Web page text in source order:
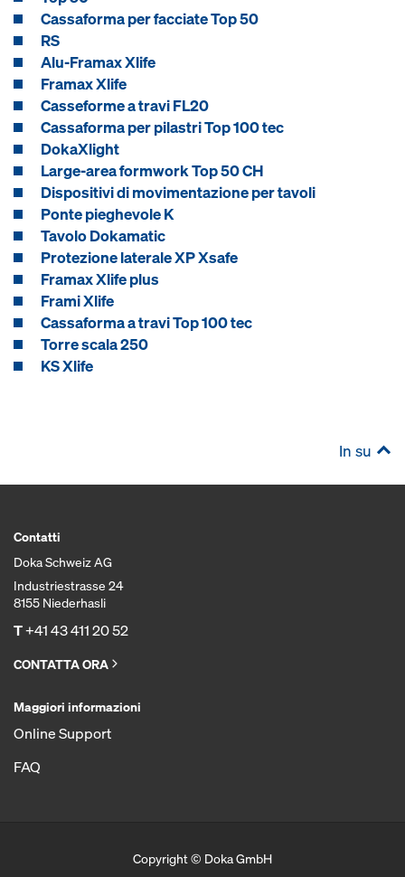
Cassaforma per facciate Top 50
RS
Alu-Framax Xlife
Framax Xlife
Casseforme a travi FL20
Cassaforma per pilastri Top 100 tec
DokaXlight
Large-area formwork Top 50 CH
Dispositivi di movimentazione per tavoli
Ponte pieghevole K
Tavolo Dokamatic
Protezione laterale XP Xsafe
Framax Xlife plus
Frami Xlife
Cassaforma a travi Top 100 tec
Torre scala 250
KS Xlife
In su
Contatti
Doka Schweiz AG
Industriestrasse 24
8155 Niederhasli
T+41 43 411 20 52
CONTATTA ORA
Maggiori informazioni
Online Support
FAQ
Copyright © Doka GmbH